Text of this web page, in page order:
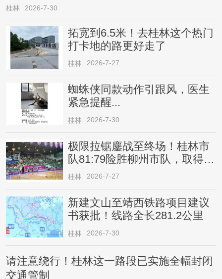
桂林 2026-7-30
拓宽到6.5米！去桂林这个热门
打卡地的路更好走了
桂林 2026-7-27
蜘蛛侠同款动作引跟风，医生
紧急提醒...
桂林 2026-7-30
极限拉锯鏖战至终场！桂林市
队81:79险胜柳州市队，取得四
连胜
桂林 2026-7-27
新建文山至靖西铁路项目建议
书获批！线路全长281.2公里
桂林 2026-7-30
请注意绕行！桂林这一路段已实施全幅封闭
交通管制